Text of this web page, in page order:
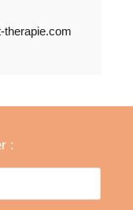
therapie.com
: